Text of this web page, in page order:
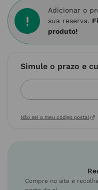
Adicionar o
sua reserva.
produto!
Simule o prazo e
Não sei o meu código postal
Compre no site e